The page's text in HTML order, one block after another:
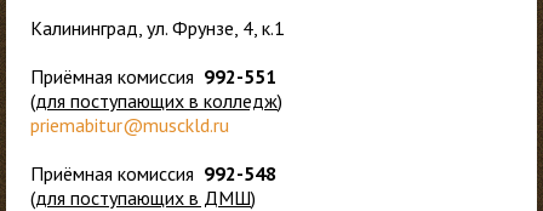
Калининград, ул. Фрунзе, 4, к.1
Приёмная комиссия 992-551
(для поступающих в колледж)
priemabitur@musckld.ru
Приёмная комиссия 992-548
(для поступающих в ДМШ)